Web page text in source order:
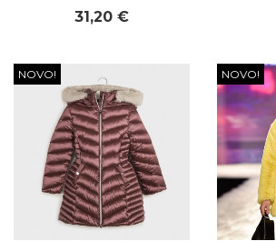
31,20 €
NOVO! NOVO!